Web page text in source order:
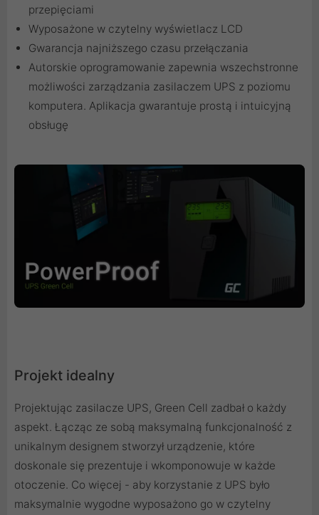
przepięciami
Wyposażone w czytelny wyświetlacz LCD
Gwarancja najniższego czasu przełączania
Autorskie oprogramowanie zapewnia wszechstronne
możliwości zarządzania zasilaczem UPS z poziomu
komputera. Aplikacja gwarantuje prostą i intuicyjną
obsługę
Projekt idealny
Projektując zasilacze UPS, Green Cell zadbał o każdy
aspekt. Łącząc ze sobą maksymalną funkcjonalność z
unikalnym designem stworzył urządzenie, które
doskonale się prezentuje i wkomponowuje w każde
otoczenie. Co więcej - aby korzystanie z UPS było
maksymalnie wygodne wyposażono go w czytelny